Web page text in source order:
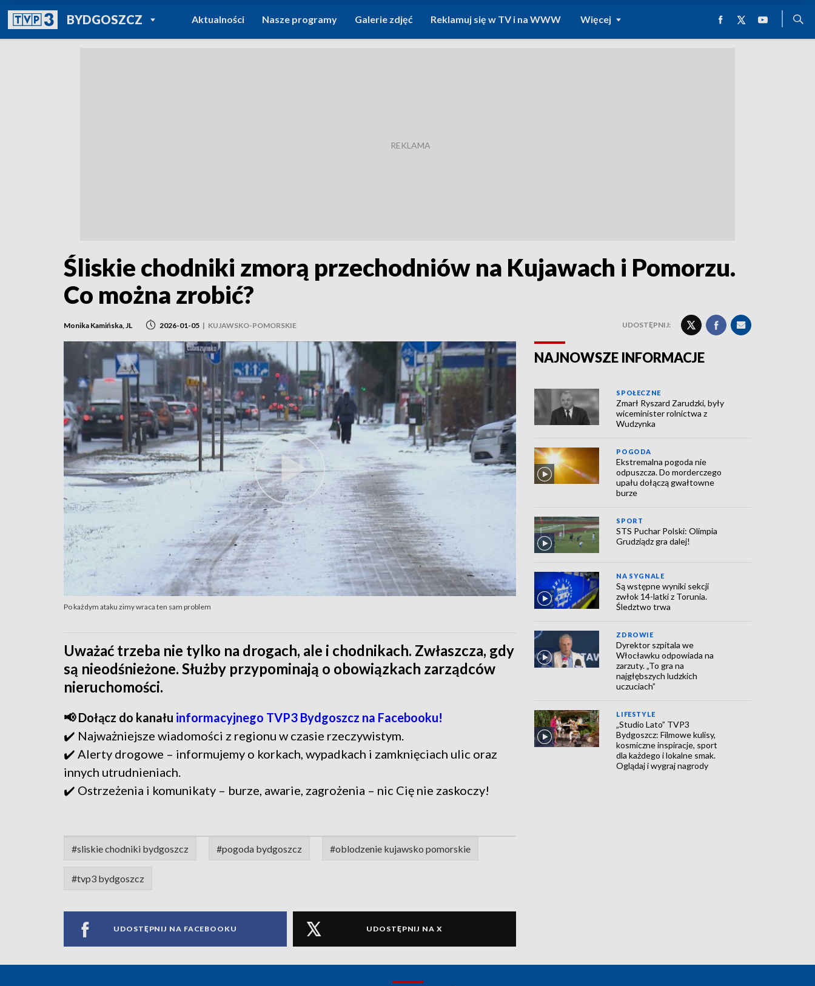
BYDGOSZCZPOWRÓT DO
TVP REGIONY
Aktualności Nasze programy Galerie zdjęć Reklamuj się w TV i na WWW Więcej
Śliskie chodniki zmorą przechodniów na Kujawach i Pomorzu.
Co można zrobić?
Monika Kamińska, JL 2026-01-05 | KUJAWSKO-POMORSKIE UDOSTĘPNIJ:
Po każdym ataku zimy wraca ten sam problem
Uważać trzeba nie tylko na drogach, ale i chodnikach. Zwłaszcza, gdy
są nieodśnieżone. Służby przypominają o obowiązkach zarządców
nieruchomości.
📢 Dołącz do kanału informacyjnego TVP3 Bydgoszcz na Facebooku!
✔️ Najważniejsze wiadomości z regionu w czasie rzeczywistym.
✔️ Alerty drogowe – informujemy o korkach, wypadkach i zamknięciach ulic oraz
innych utrudnieniach.
✔️ Ostrzeżenia i komunikaty – burze, awarie, zagrożenia – nic Cię nie zaskoczy!
#sliskie chodniki bydgoszcz #pogoda bydgoszcz #oblodzenie kujawsko pomorskie
#tvp3 bydgoszcz
UDOSTĘPNIJ NA FACEBOOKU UDOSTĘPNIJ NA X
NAJNOWSZE INFORMACJE
SPOŁECZNE
Zmarł Ryszard Zarudzki, były
wiceminister rolnictwa z
Wudzynka
POGODA
Ekstremalna pogoda nie
odpuszcza. Do morderczego
upału dołączą gwałtowne
burze
SPORT
STS Puchar Polski: Olimpia
Grudziądz gra dalej!
NA SYGNALE
Są wstępne wyniki sekcji
zwłok 14-latki z Torunia.
Śledztwo trwa
ZDROWIE
Dyrektor szpitala we
Włocławku odpowiada na
zarzuty. „To gra na
najgłębszych ludzkich
uczuciach”
LIFESTYLE
„Studio Lato” TVP3
Bydgoszcz: Filmowe kulisy,
kosmiczne inspiracje, sport
dla każdego i lokalne smak.
Oglądaj i wygraj nagrody